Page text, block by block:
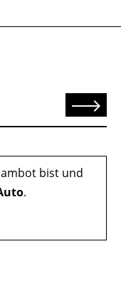
Senden
bist und
.